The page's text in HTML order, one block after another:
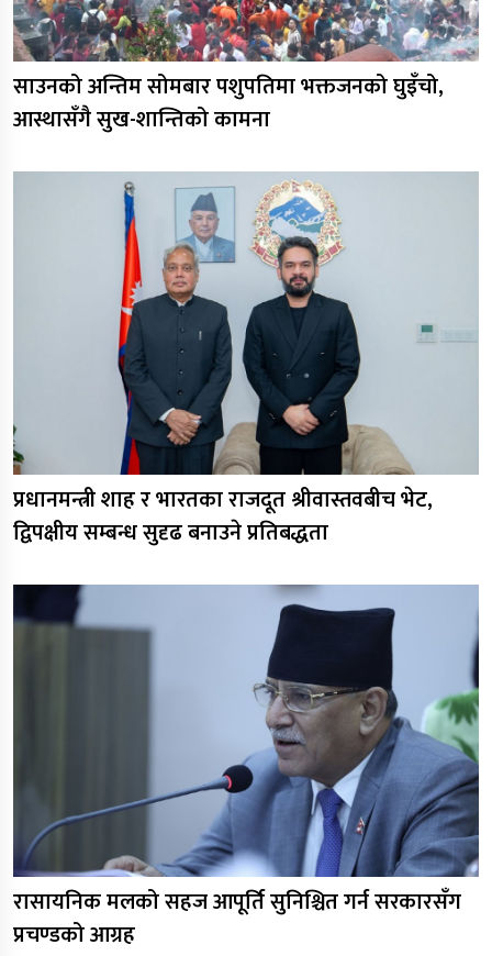
साउनको अन्तिम सोमबार पशुपतिमा भक्तजनको घुइँचो,
आस्थासँगै सुख-शान्तिको कामना
प्रधानमन्त्री शाह र भारतका राजदूत श्रीवास्तवबीच भेट,
द्विपक्षीय सम्बन्ध सुदृढ बनाउने प्रतिबद्धता
रासायनिक मलको सहज आपूर्ति सुनिश्चित गर्न सरकारसँग
प्रचण्डको आग्रह